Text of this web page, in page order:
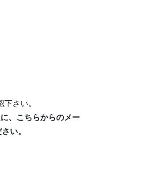
さい。
、こちらからのメー
い。